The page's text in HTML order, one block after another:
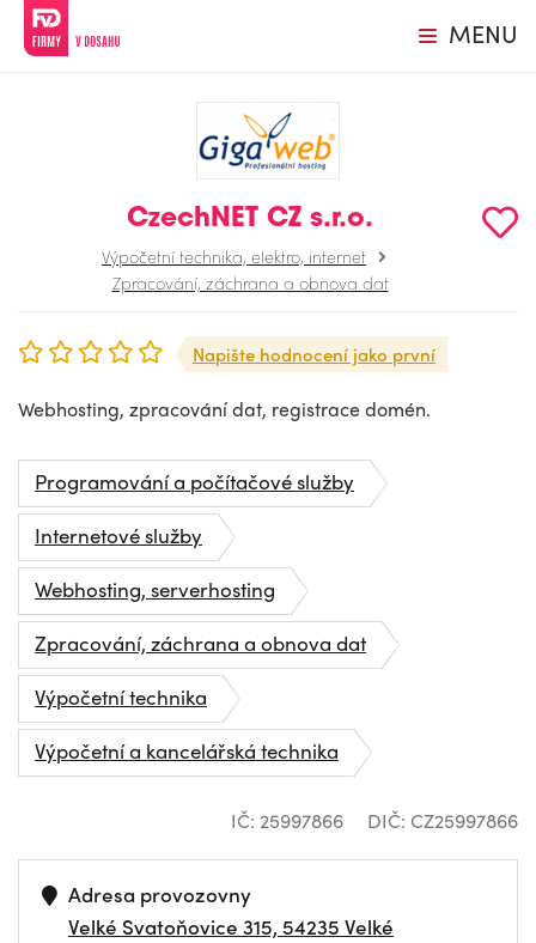
MENU
CzechNET CZ s.r.o.
Výpočetní technika, elektro, internet
Zpracování, záchrana a obnova dat
Napište hodnocení jako první
Webhosting, zpracování dat, registrace domén.
Programování a počítačové služby
Internetové služby
Webhosting, serverhosting
Zpracování, záchrana a obnova dat
Výpočetní technika
Výpočetní a kancelářská technika
IČ: 25997866 DIČ: CZ25997866
Adresa provozovny
Velké Svatoňovice 315, 54235 Velké